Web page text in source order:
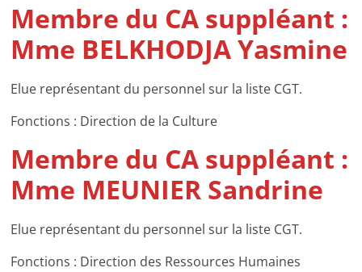
Membre du CA suppléant :
Mme BELKHODJA Yasmine
Elue représentant du personnel sur la liste CGT.
Fonctions : Direction de la Culture
Membre du CA suppléant :
Mme MEUNIER Sandrine
Elue représentant du personnel sur la liste CGT.
Fonctions : Direction des Ressources Humaines